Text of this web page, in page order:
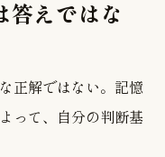
答えではな
正解ではない。記憶
って、自分の判断基